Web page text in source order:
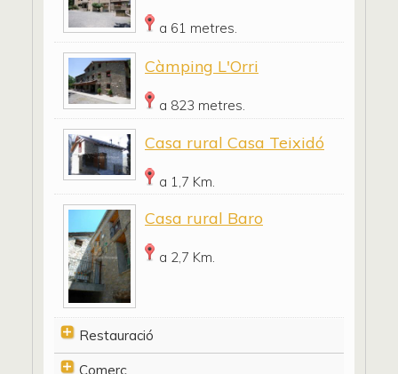
a 61 metres.
Càmping L'Orri
a 823 metres.
Casa rural Casa Teixidó
a 1,7 Km.
Casa rural Baro
a 2,7 Km.
Restauració
Comerç